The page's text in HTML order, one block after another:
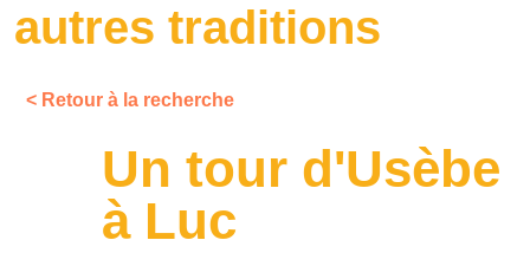
autres traditions
< Retour à la recherche
Un tour d'Usèbe
à Luc